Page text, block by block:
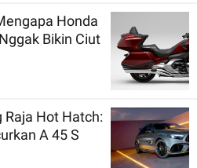
Honda
Bikin Ciut
Raja Hot Hatch:
A 45 S